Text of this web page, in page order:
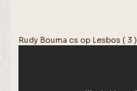
Rudy Bouma cs op Lesbos ( 3 )